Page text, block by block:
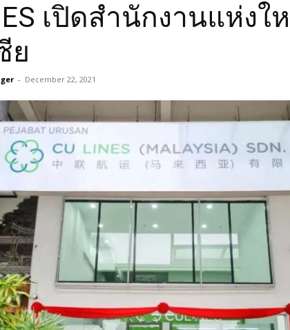
เปิดสำนักงานแห่งใ
ย
- December 22, 2021